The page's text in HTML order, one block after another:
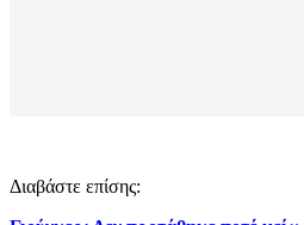
Διαβάστε επίσης: